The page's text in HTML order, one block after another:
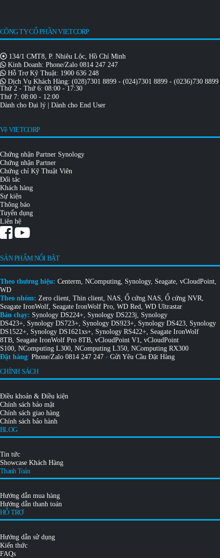
CÔNG TY CỔ PHẦN VIETCORP
134/1 CMT8, P. Nhiêu Lộc, Hồ Chí Minh
Kinh Doanh: Phone/Zalo 0814 247 247
Hỗ Trợ Kỹ Thuật: 1900 636 248
Dịch Vụ Khách Hàng: (028)7301 8899 - (024)7301 8899 - (0236)730 8899
Thứ 2 - Thứ 6: 08:00 - 17:30
Thứ 7: 08:00 - 12:00
Dành cho Đại lý | Dành cho End User
Về VIETCORP
Chứng nhận Partner Synology
Chứng nhận Partner
Chứng chỉ Kỹ Thuật Viên
Đối tác
Khách hàng
Sự kiện
Thông báo
Tuyển dụng
Liên hệ
SẢN PHẨM NỔI BẬT
Theo thương hiệu: Centerm NComputing Synology, Seagate vCloudPoint
WD
Theo nhóm: Zero client Thin client NAS Ổ cứng NAS Ổ cứng NVR
Seagate IronWolf Seagate IronWolf Pro WD Red WD Ultrastar
Bán chạy: Synology DS224+ Synology DS223j
Synology
DS423+ Synology DS723+ Synology DS923+ Synology DS423 Synology
DS1522+ Synology DS1621xs+ Synology RS422+ Seagate IronWolf
8TB Seagate IronWolf Pro 8TB vCloudPoint V1
vCloudPoint
S100 NComputing L300 NComputing L350 NComputing RX300
Đặt hàng: Phone/Zalo 0814 247 247 - Gửi Yêu Cầu Đặt Hàng
CHÍNH SÁCH
Điều khoản & Điều kiện
Chính sách bảo mật
Chính sách giao hàng
Chính sách bảo hành
BLOG
Tin tức
Showcase Khách Hàng
Thanh Toán
Hướng dẫn mua hàng
Hướng dẫn thanh toán
HỖ TRỢ
Hướng dẫn sử dụng
Kiến thức
FAQs